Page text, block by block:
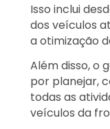
Isso inclui
dos veículos
a otimização
Além disso, o
por planejar,
todas as
veículos da